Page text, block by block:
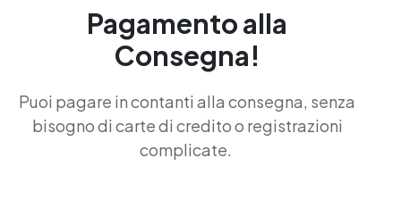
Pagamento alla
Consegna!
Puoi pagare in contanti alla consegna, senza
bisogno di carte di credito o registrazioni
complicate.